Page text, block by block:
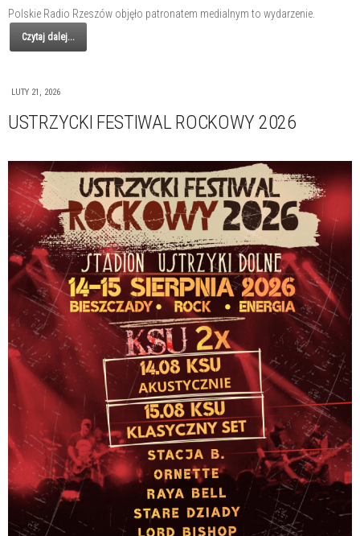
Polskie Radio Rzeszów objęło patronatem medialnym to wydarzenie.
Czytaj dalej...
LUTY 21, 2026
USTRZYCKI FESTIWAL ROCKOWY 2026